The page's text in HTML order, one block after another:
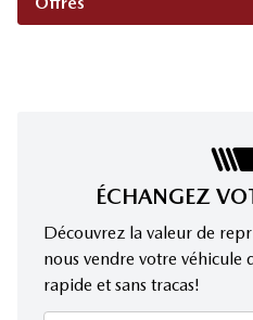
ÉCHANGEZ
Découvrez la valeur de
nous vendre votre véhicule
rapide et sans tracas!